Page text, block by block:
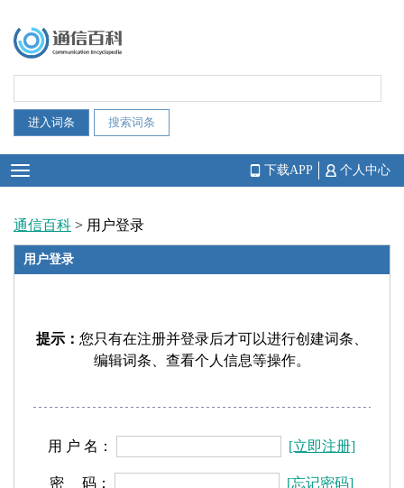
下载APP 个人中心
通信百科 > 用户登录
用户登录
提示： 您只有在注册并登录后才可以进行创建词条、
编辑词条、查看个人信息等操作。
用 户 名： [立即注册]
密 码： [忘记密码]